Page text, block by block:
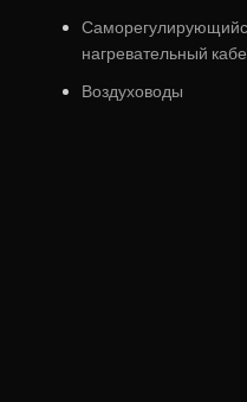
нагревательный
Воздуховоды